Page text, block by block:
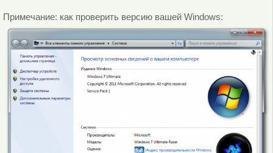
Примечание: как проверить версию вашей Windows: